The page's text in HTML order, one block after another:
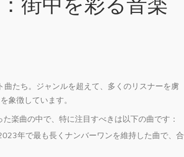
たち。ジャンルを超えて、多くのリスナーを虜
象徴しています。
楽曲の中で、特に注目すべきは以下の曲です：
年で最も長くナンバーワンを維持した曲で、合